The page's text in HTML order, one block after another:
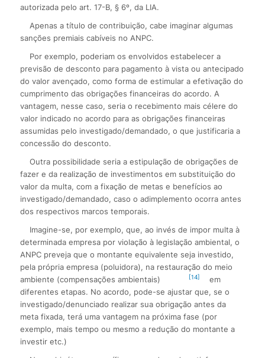
autorizada pelo art. 17-B, § 6º, da LIA.
Apenas a título de contribuição, cabe imaginar algumas
sanções premiais cabíveis no ANPC.
Por exemplo, poderiam os envolvidos estabelecer a
previsão de desconto para pagamento à vista ou antecipado
do valor avençado, como forma de estimular a efetivação do
cumprimento das obrigações financeiras do acordo. A
vantagem, nesse caso, seria o recebimento mais célere do
valor indicado no acordo para as obrigações financeiras
assumidas pelo investigado/demandado, o que justificaria a
concessão do desconto.
Outra possibilidade seria a estipulação de obrigações de
fazer e da realização de investimentos em substituição do
valor da multa, com a fixação de metas e benefícios ao
investigado/demandado, caso o adimplemento ocorra antes
dos respectivos marcos temporais.
Imagine-se, por exemplo, que, ao invés de impor multa à
determinada empresa por violação à legislação ambiental, o
ANPC preveja que o montante equivalente seja investido,
pela própria empresa (poluidora), na restauração do meio
ambiente (compensações ambientais)
[14]
em
diferentes etapas. No acordo, pode-se ajustar que, se o
investigado/denunciado realizar sua obrigação antes da
meta fixada, terá uma vantagem na próxima fase (por
exemplo, mais tempo ou mesmo a redução do montante a
investir etc.)